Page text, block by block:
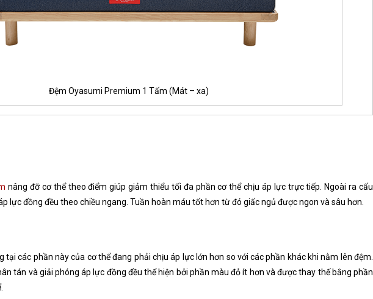
Đệm Oyasumi Premium 1 Tấm (Mát – xa)
nâng đỡ cơ thể theo điểm giúp giảm thiểu tối đa phần cơ thể chịu áp lực trực tiếp. Ngoài ra cấu
lực đồng đều theo chiều ngang. Tuần hoàn máu tốt hơn từ đó giấc ngủ được ngon và sâu hơn.
tại các phần này của cơ thể đang phải chịu áp lực lớn hơn so với các phần khác khi nằm lên đệm.
tán và giải phóng áp lực đồng đều thể hiện bởi phần màu đỏ ít hơn và được thay thế bằng phần